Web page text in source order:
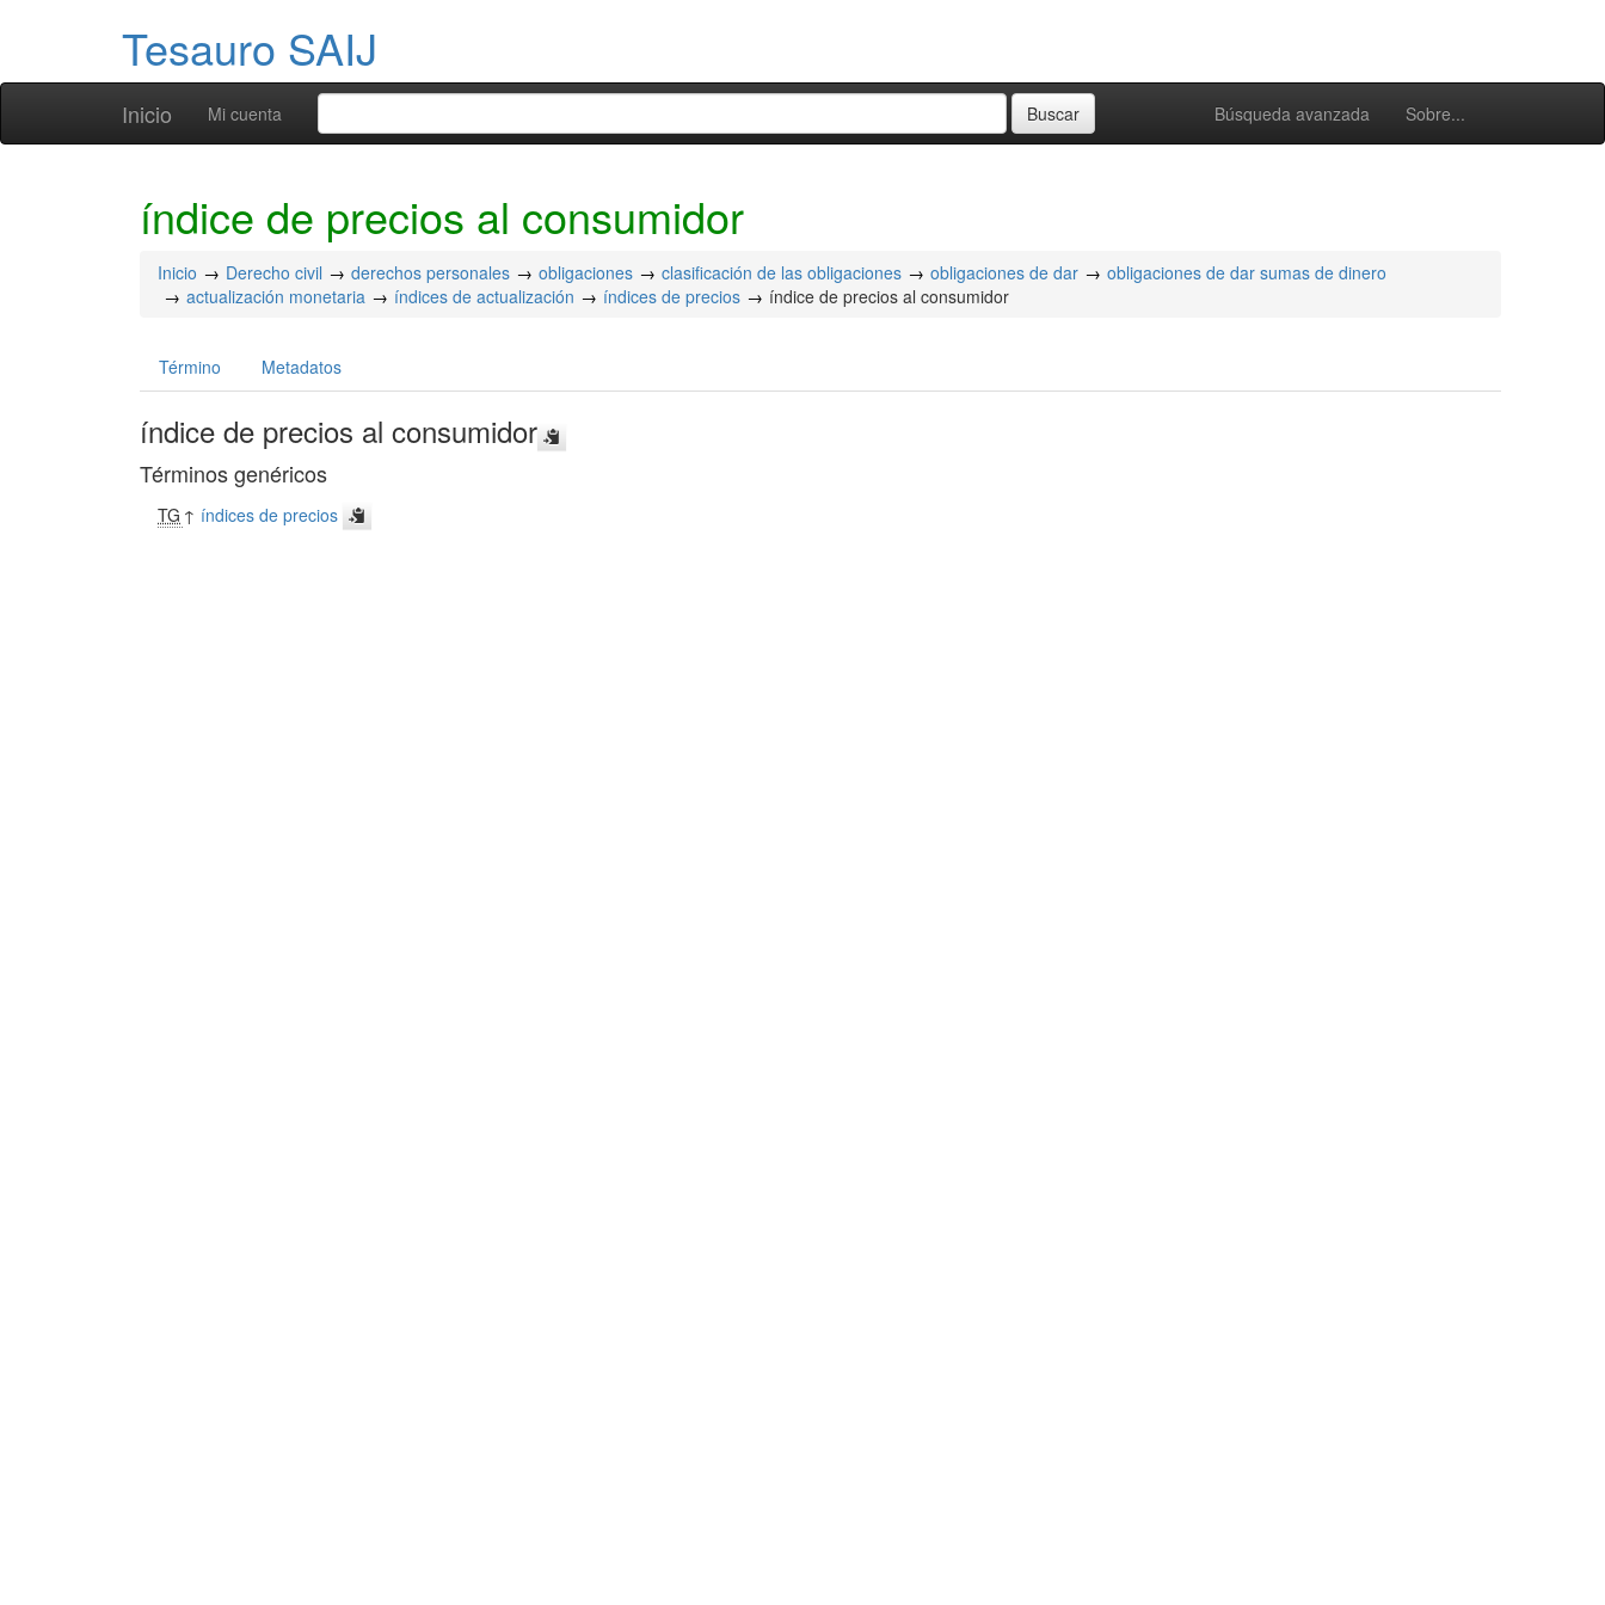
Tesauro SAIJ
Inicio Búsqueda avanzada Sobre...
Mi cuenta
índice de precios al consumidor
Inicio Derecho civil derechos personales obligaciones clasificación de las obligaciones obligaciones de dar
obligaciones de dar sumas de dinero
actualización monetaria
índices de actualización índices de precios índice de precios al consumidor
Término Metadatos
índice de precios al consumidor
Términos genéricos
TG ↑ índices de precios